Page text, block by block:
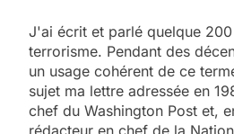
J'ai écrit et parlé quelque
terrorisme. Pendant des
un usage cohérent de ce
sujet ma lettre adressée en
chef du Washington Post et,
rédacteur en chef de la